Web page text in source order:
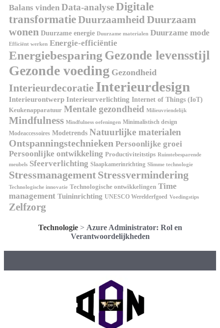
Balans vinden Data-analyseDigitale
transformatieDuurzaamheidDuurzaam
wonen Duurzame energie Duurzame materialen Duurzame mode
Efficiënt werken Energie-efficiëntie
Energiebesparing Gezonde levensstijl
Gezonde voeding Gezondheid
Interieurdecoratie Interieurdesign
Interieurontwerp Interieurverlichting Internet of Things (IoT)
Keukenapparatuur Mentale gezondheid Milieuvriendelijk
Mindfulness Mindfulness oefeningen Minimalistisch design
Modeaccessoires Modetrends Natuurlijke materialen
Ontspanningstechnieken Persoonlijke groei
Persoonlijke ontwikkeling Productiviteitstips Ruimtebesparende
meubels Sfeerverlichting Slaapkamerinrichting Slimme technologie
Stressmanagement Stressvermindering
Technologische innovatie Technologische ontwikkelingen Time
management Tuininrichting UNESCO Werelderfgoed Voedingstips
Zelfzorg
Technologie> Azure Administrator: Rol en
Verantwoordelijkheden